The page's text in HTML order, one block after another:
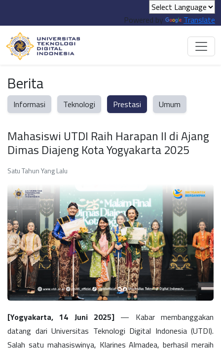
Powered by Translate
Berita
Informasi Teknologi Prestasi Umum
Mahasiswi UTDI Raih Harapan II di Ajang
Dimas Diajeng Kota Yogyakarta 2025
Satu Tahun Yang Lalu
[Yogyakarta, 14 Juni 2025] — Kabar membanggakan
datang dari Universitas Teknologi Digital Indonesia (UTDI).
Salah satu mahasiswinya, Klarines Almadea, berhasil meraih